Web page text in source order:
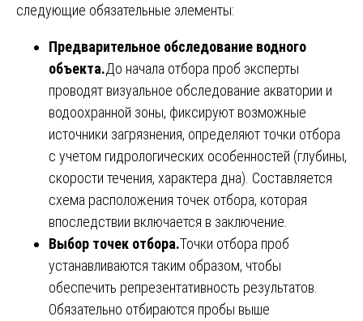
следующие обязательные элементы:
Предварительное обследование водного
объекта.До начала отбора проб эксперты
проводят визуальное обследование акватории и
водоохранной зоны, фиксируют возможные
источники загрязнения, определяют точки отбора
с учетом гидрологических особенностей (глубины,
скорости течения, характера дна). Составляется
схема расположения точек отбора, которая
впоследствии включается в заключение.
Выбор точек отбора.Точки отбора проб
устанавливаются таким образом, чтобы
обеспечить репрезентативность результатов.
Обязательно отбираются пробы выше